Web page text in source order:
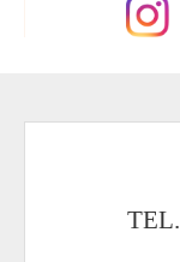
TEL.